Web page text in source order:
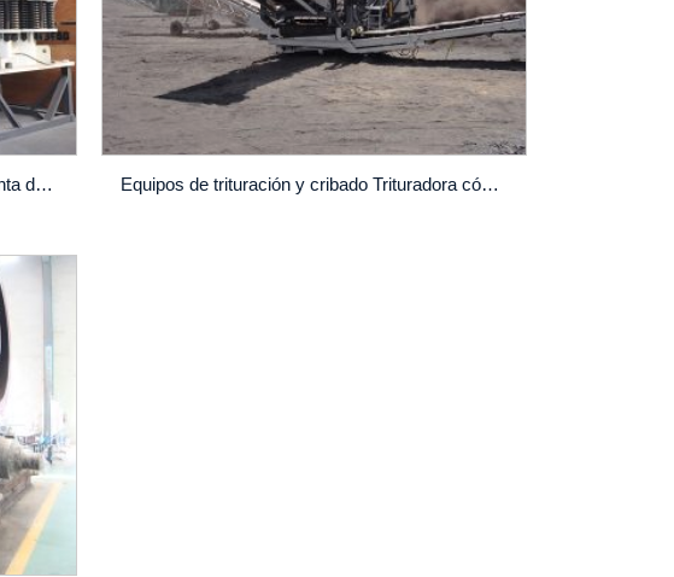
Trituradora cónica de piedra GP100S, Planta de trituración Equipos de trituración y cribado Trituradora cónica móvil LT330D